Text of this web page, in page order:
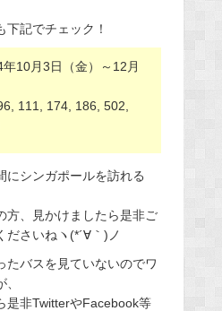
下記でチェック！
10月3日（金）～12月
111, 174, 186, 502,
にシンガポールを訪れる
方、見かけましたら是非ご
ださいねヽ(*´∀｀)ノ
たバスを見ていないのでワ
是非TwitterやFacebook等